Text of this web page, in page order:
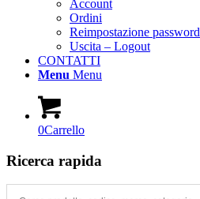
Account
Ordini
Reimpostazione password
Uscita – Logout
CONTATTI
Menu Menu
0Carrello
Ricerca rapida